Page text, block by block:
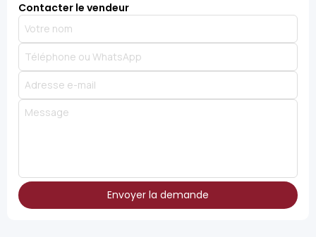
Contacter le vendeur
Envoyer la demande